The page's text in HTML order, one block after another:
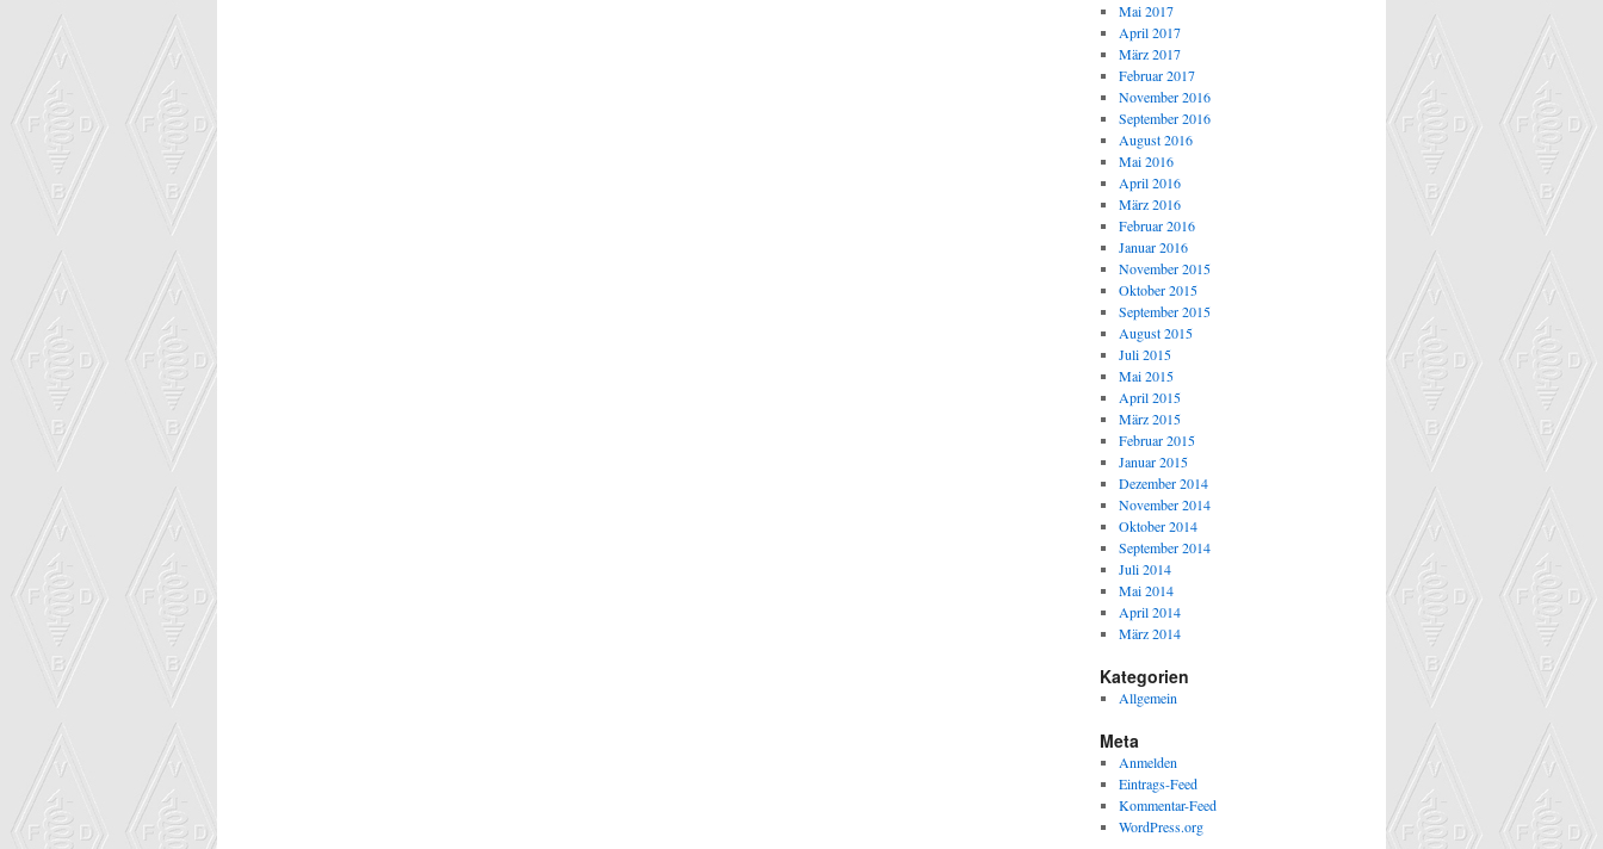
Mai 2017
April 2017
März 2017
Februar 2017
November 2016
September 2016
August 2016
Mai 2016
April 2016
März 2016
Februar 2016
Januar 2016
November 2015
Oktober 2015
September 2015
August 2015
Juli 2015
Mai 2015
April 2015
März 2015
Februar 2015
Januar 2015
Dezember 2014
November 2014
Oktober 2014
September 2014
Juli 2014
Mai 2014
April 2014
März 2014
Kategorien
Allgemein
Meta
Anmelden
Eintrags-Feed
Kommentar-Feed
WordPress.org